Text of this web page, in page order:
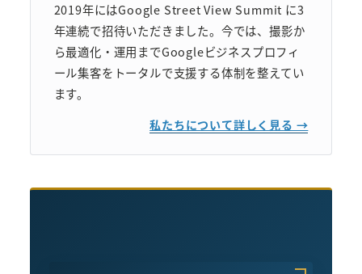
2019年にはGoogle Street View Summit に3
年連続で招待いただきました。今では、撮影か
ら最適化・運用までGoogleビジネスプロフィ
ール集客をトータルで支援する体制を整えてい
ます。
私たちについて詳しく見る →